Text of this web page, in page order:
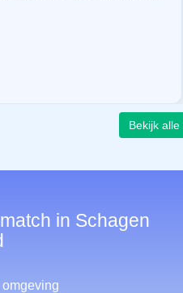
Bekijk alle
in Schagen
omgeving